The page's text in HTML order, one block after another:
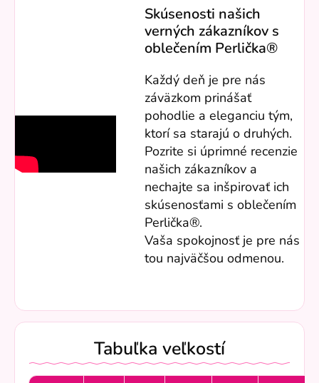
Skúsenosti našich
verných zákazníkov s
oblečením Perlička®
Každý deň je pre nás
záväzkom prinášať
pohodlie a eleganciu tým,
ktorí sa starajú o druhých.
Pozrite si úprimné recenzie
našich zákazníkov a
nechajte sa inšpirovať ich
skúsenosťami s oblečením
Perlička®.
Vaša spokojnosť je pre nás
tou najväčšou odmenou.
Tabuľka veľkostí